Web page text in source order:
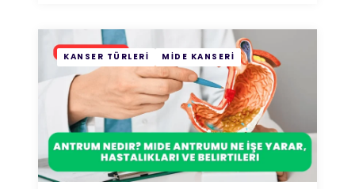
KANSER TÜRLERI MIDE KANSERI